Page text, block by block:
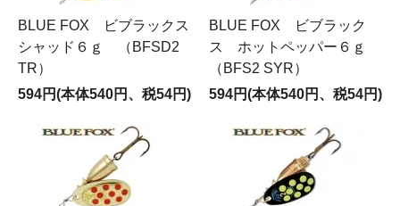
BLUE FOX ビブラックス
シャッド６ｇ （BFSD2
TR）
594円(本体540円、税54円)
BLUE FOX ビブラック
ス ホットペッパー６ｇ
（BFS2 SYR）
594円(本体540円、税54円)